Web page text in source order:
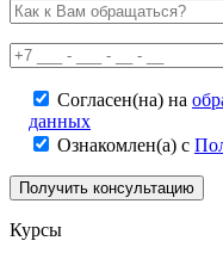
Согласен(на) на
данных
Ознакомлен(а) с
Курсы